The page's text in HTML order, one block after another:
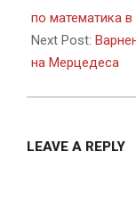
17
по математика в
Next Post:
на Мерцедеса
LEAVE A REPLY